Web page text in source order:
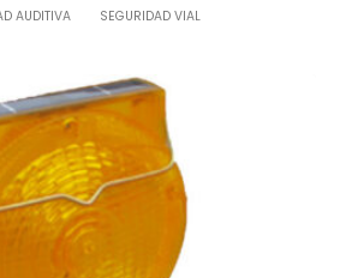
AUDITIVA SEGURIDAD VIAL